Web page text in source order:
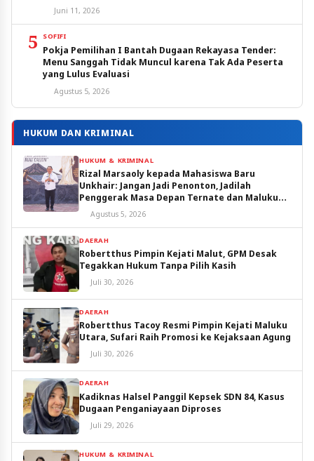
Juni 11, 2026
5 SOFIFI
Pokja Pemilihan I Bantah Dugaan Rekayasa Tender:
Menu Sanggah Tidak Muncul karena Tak Ada Peserta
yang Lulus Evaluasi
Agustus 5, 2026
HUKUM DAN KRIMINAL
HUKUM & KRIMINAL
Rizal Marsaoly kepada Mahasiswa Baru
Unkhair: Jangan Jadi Penonton, Jadilah
Penggerak Masa Depan Ternate dan Maluku
Utara
Agustus 5, 2026
DAERAH
Robertthus Pimpin Kejati Malut, GPM Desak
Tegakkan Hukum Tanpa Pilih Kasih
Juli 30, 2026
DAERAH
Robertthus Tacoy Resmi Pimpin Kejati Maluku
Utara, Sufari Raih Promosi ke Kejaksaan Agung
Juli 30, 2026
DAERAH
Kadiknas Halsel Panggil Kepsek SDN 84, Kasus
Dugaan Penganiayaan Diproses
Juli 29, 2026
HUKUM & KRIMINAL